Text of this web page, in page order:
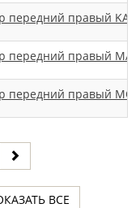
передний правый
передний правый
передний правый
ВСЕ